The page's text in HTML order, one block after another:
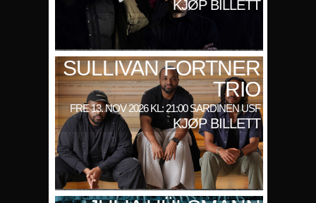
KJØP BILLETT
SULLIVAN FORTNER
TRIO
FRE 13. NOV 2026 KL: 21:00 SARDINEN USF
KJØP BILLETT